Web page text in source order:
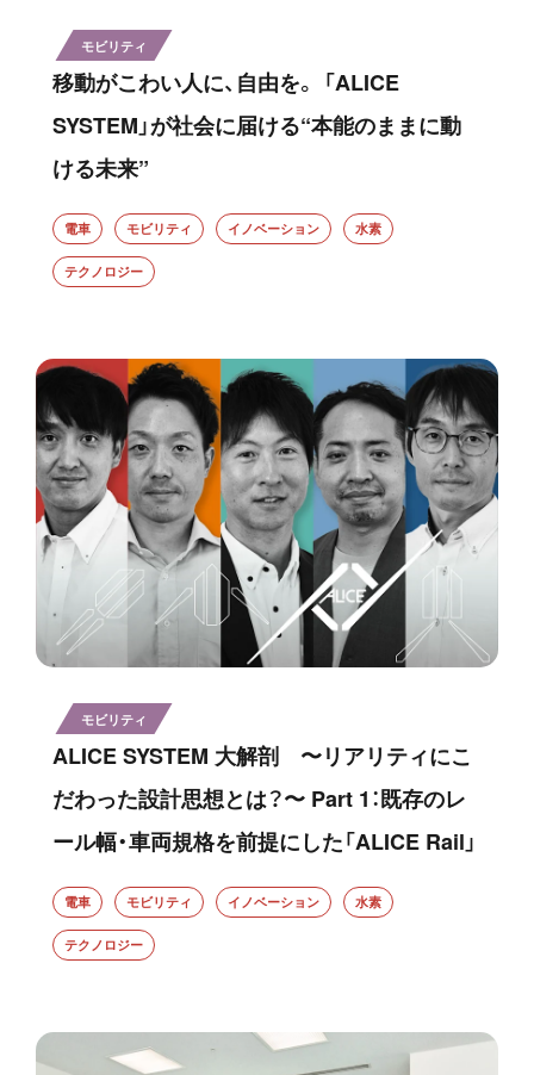
モビリティ
移動がこわい人に、自由を。 「ALICE
SYSTEM」が社会に届ける“本能のままに動
ける未来”
電車 モビリティ イノベーション 水素
テクノロジー
モビリティ
ALICE SYSTEM 大解剖 〜リアリティにこ
だわった設計思想とは？〜 Part 1：既存のレ
ール幅・車両規格を前提にした「ALICE Rail」
電車 モビリティ イノベーション 水素
テクノロジー